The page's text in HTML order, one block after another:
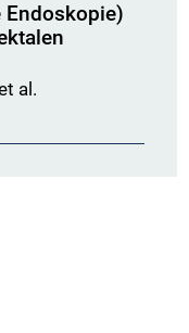
Endoskopie)
al.